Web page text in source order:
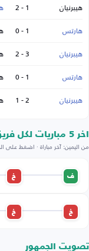
هيبرنيان 1 - 2
هارتس
1 - 0
هيبرنيان
3 - 2
هارتس
1 - 0
هيبرنيان
2 - 1
اخر 5 مباريات لكل فريق
من اليمين: آخر مباراة · اضغط على
ف خ
خ خ
تصويت الجمهور